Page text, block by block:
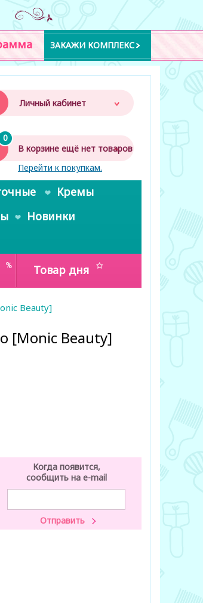
ЗАКАЖИ КОМПЛЕКС
Личный кабинет
0
В корзине ещё нет товаров
Перейти к покупкам.
Кремы
Новинки
Товар дня
Beauty]
[Monic Beauty]
Когда появится,
сообщить на e-mail